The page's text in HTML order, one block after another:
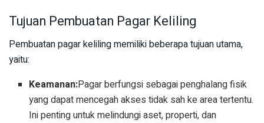
Tujuan Pembuatan Pagar Keliling
Pembuatan pagar keliling memiliki beberapa tujuan utama,
yaitu:
Keamanan:Pagar berfungsi sebagai penghalang fisik
yang dapat mencegah akses tidak sah ke area tertentu.
Ini penting untuk melindungi aset, properti, dan